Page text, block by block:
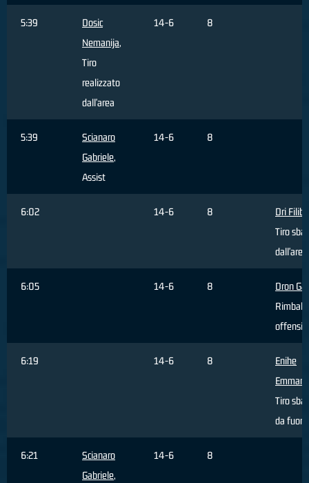
5:39
Dosic
Nemanija,
Tiro
realizzato
dall'area
14-6 8
5:39
Scianaro
Gabriele,
Assist
14-6 8
6:02 14-6 8
Dri
Tiro
dall'area
6:05 14-6 8
Dron
6:19 14-6 8
Enihe
Tiro
da fuori
6:21
Scianaro
Gabriele,
14-6 8